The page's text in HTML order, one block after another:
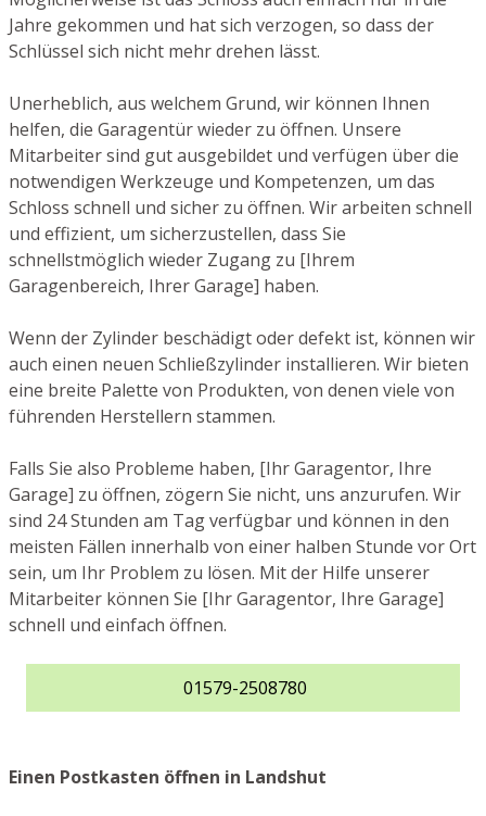
Jahre gekommen und hat sich verzogen, so dass der
Schlüssel sich nicht mehr drehen lässt.
Unerheblich, aus welchem Grund, wir können Ihnen
helfen, die Garagentür wieder zu öffnen. Unsere
Mitarbeiter sind gut ausgebildet und verfügen über die
notwendigen Werkzeuge und Kompetenzen, um das
Schloss schnell und sicher zu öffnen. Wir arbeiten schnell
und effizient, um sicherzustellen, dass Sie
schnellstmöglich wieder Zugang zu [Ihrem
Garagenbereich, Ihrer Garage] haben.
Wenn der Zylinder beschädigt oder defekt ist, können wir
auch einen neuen Schließzylinder installieren. Wir bieten
eine breite Palette von Produkten, von denen viele von
führenden Herstellern stammen.
Falls Sie also Probleme haben, [Ihr Garagentor, Ihre
Garage] zu öffnen, zögern Sie nicht, uns anzurufen. Wir
sind 24 Stunden am Tag verfügbar und können in den
meisten Fällen innerhalb von einer halben Stunde vor Ort
sein, um Ihr Problem zu lösen. Mit der Hilfe unserer
Mitarbeiter können Sie [Ihr Garagentor, Ihre Garage]
schnell und einfach öffnen.
01579-2508780
Einen Postkasten öffnen in Landshut